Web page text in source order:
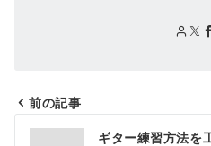
投
前の記事
ギター練習方法を